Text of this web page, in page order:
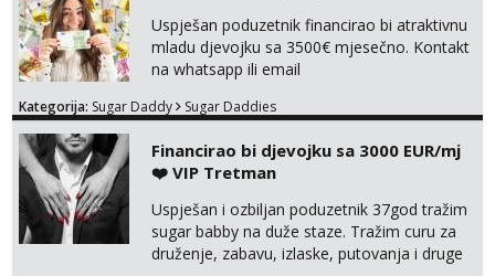
Uspješan poduzetnik financirao bi atraktivnu
mladu djevojku sa 3500€ mjesečno. Kontakt
na whatsapp ili email
Kategorija: Sugar Daddy Sugar Daddies
Financirao bi djevojku sa 3000 EUR/mj
❤️ VIP Tretman
Uspješan i ozbiljan poduzetnik 37god tražim
sugar babby na duže staze. Tražim curu za
druženje, zabavu, izlaske, putovanja i druge